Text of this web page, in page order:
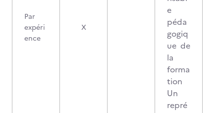
Par
expéri
ence
X
e
péda
gogiq
ue de
la
forma
tion
Un
repré